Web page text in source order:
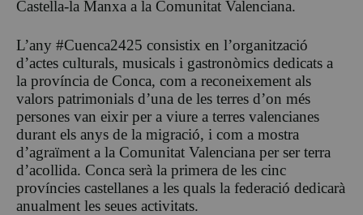
Castella-la Manxa a la Comunitat Valenciana.
L’any #Cuenca2425 consistix en l’organització
d’actes culturals, musicals i gastronòmics dedicats a
la província de Conca, com a reconeixement als
valors patrimonials d’una de les terres d’on més
persones van eixir per a viure a terres valencianes
durant els anys de la migració, i com a mostra
d’agraïment a la Comunitat Valenciana per ser terra
d’acollida. Conca serà la primera de les cinc
províncies castellanes a les quals la federació dedicarà
anualment les seues activitats.